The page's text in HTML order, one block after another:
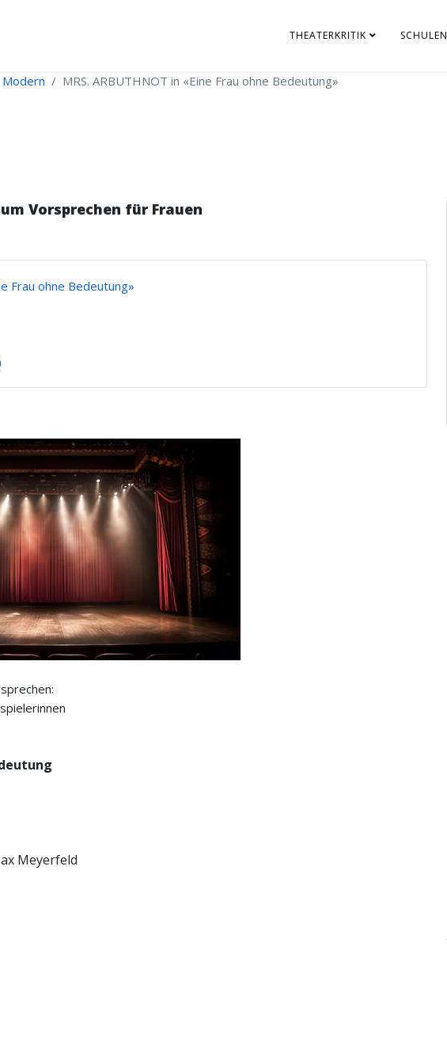
THEATERKRITIK SCHULEN
Modern MRS. ARBUTHNOT in «Eine Frau ohne Bedeutung»
Vorsprechen für Frauen
Frau ohne Bedeutung»
Meyerfeld